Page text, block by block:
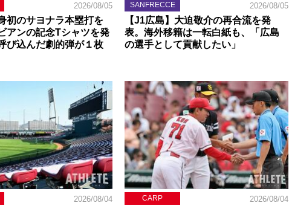
2026/08/05
初のサヨナラ本塁打を
アンの記念Tシャツを発
び込んだ劇的弾が１枚
SANFRECCE 2026/08/05
【J1広島】大迫敬介の再合流を発
表。海外移籍は一転白紙も、「広島
の選手として貢献したい」
2026/08/04 CARP 2026/08/04